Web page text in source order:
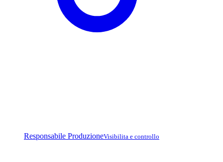
Responsabile ProduzioneVisibilita e controllo